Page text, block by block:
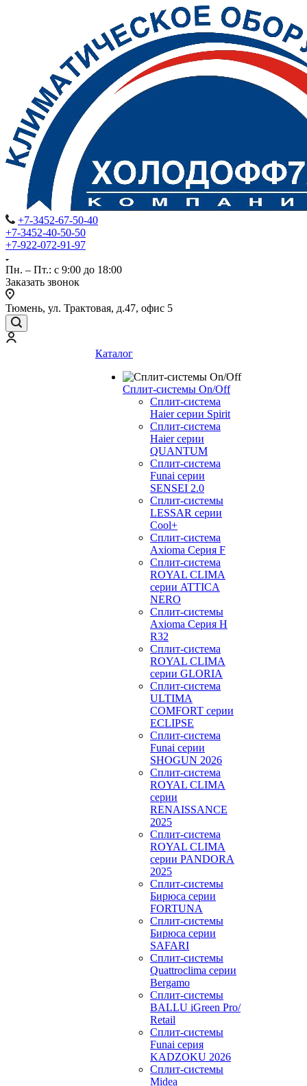
+7-3452-67-50-40
+7-3452-40-50-50
+7-922-072-91-97
Пн. – Пт.: с 9:00 до 18:00
Заказать звонок
Тюмень, ул. Трактовая, д.47, офис 5
Каталог
Сплит-системы On/Off
Сплит-система
Haier серии Spirit
Сплит-система
Haier серии
QUANTUM
Сплит-система
Funai серии
SENSEI 2.0
Сплит-системы
LESSAR серии
Cool+
Сплит-система
Axioma Серия F
Сплит-система
ROYAL CLIMA
серии ATTICA
NERO
Сплит-системы
Axioma Серия H
R32
Сплит-система
ROYAL CLIMA
серии GLORIA
Сплит-система
ULTIMA
COMFORT серии
ECLIPSE
Сплит-система
Funai серии
SHOGUN 2026
Сплит-система
ROYAL CLIMA
серии
RENAISSANCE
2025
Сплит-система
ROYAL CLIMA
серии PANDORA
2025
Сплит-системы
Бирюса серии
FORTUNA
Сплит-системы
Бирюса серии
SAFARI
Сплит-системы
Quattroclima серии
Bergamo
Сплит-системы
BALLU iGreen Pro/
Retail
Сплит-системы
Funai серия
KADZOKU 2026
Сплит-системы
Midea